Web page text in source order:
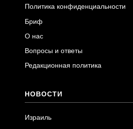
Политика конфиденциальности
Бриф
О нас
Вопросы и ответы
Редакционная политика
НОВОСТИ
Израиль